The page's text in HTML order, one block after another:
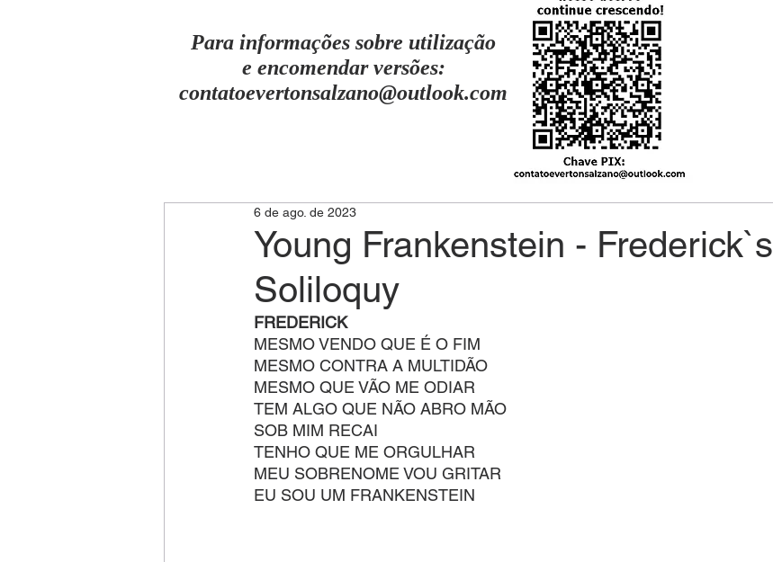
Para informações sobre utilização
e encomendar versões:
contatoevertonsalzano@outlook.com
Young Frankenstein - Frederick`s
Soliloquy
6 de ago. de 2023
FREDERICK
MESMO VENDO QUE É O FIM
MESMO CONTRA A MULTIDÃO
MESMO QUE VÃO ME ODIAR
TEM ALGO QUE NÃO ABRO MÃO
SOB MIM RECAI
TENHO QUE ME ORGULHAR
MEU SOBRENOME VOU GRITAR
EU SOU UM FRANKENSTEIN